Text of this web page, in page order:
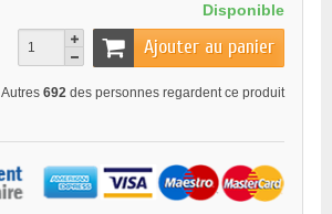
Disponible
Ajouter au panier
Autres 692 des personnes regardent ce produit